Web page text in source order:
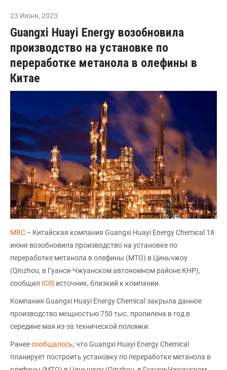
23 Июня, 2023
Guangxi Huayi Energy возобновила
производство на установке по
переработке метанола в олефины в
Китае
MRC-- Китайская компания Guangxi Huayi Energy Chemical 18
июня возобновила производство на установке по
переработке метанола в олефины (MTO) в Циньчжоу
(Qinzhou, в Гуанси-Чжуанском автономном районе КНР),
сообщил ICIS источник, близкий к компании.
Компания Guangxi Huayi Energy Chemical закрыла данное
производство мощностью 750 тыс. пропилена в год в
середине мая из-за технической поломки.
Ранеесообщалось, что Guangxi Huayi Energy Chemical
планирует построить установку по переработке метанола в